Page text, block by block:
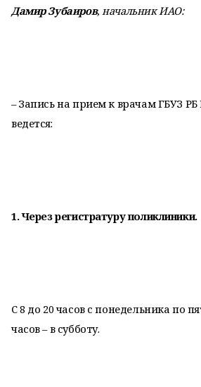
Дамир Зубаиров, начальник ИАО:
– Запись на прием к врачам ГБУЗ РБ
ведется:
1. Через регистратуру поликлиники.
С 8 до 20 часов с понедельника по
часов – в субботу.